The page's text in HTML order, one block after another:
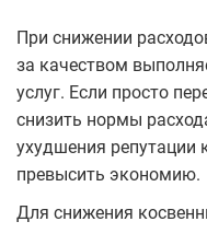
При снижении
за качеством
услуг. Если просто
снизить нормы
ухудшения репутации
превысить экономию.
Для снижения